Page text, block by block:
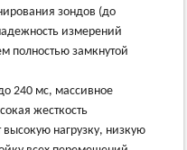
зондов (до
измерений
полностью замкнутой
240 мс, массивное
жесткость
нагрузку, низкую